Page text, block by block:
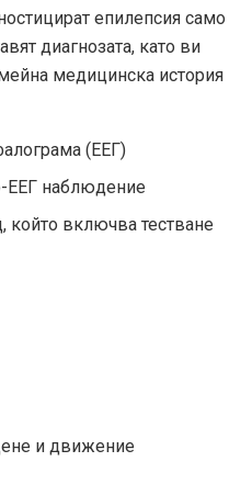
епилепсия само
диагнозата, като ви
медицинска история
(ЕЕГ)
ЕЕГ наблюдение
който включва тестване
и движение